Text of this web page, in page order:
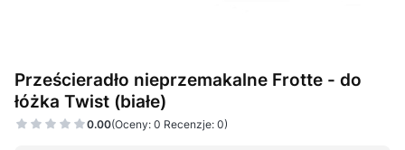
Prześcieradło nieprzemakalne Frotte - do
łóżka Twist (białe)
0.00(Oceny: 0 Recenzje: 0)